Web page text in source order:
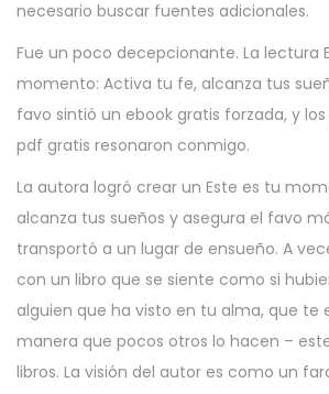
necesario buscar fuentes adicionales.
Fue un poco decepcionante. La lectura
momento: Activa tu fe, alcanza tus
favo sintió un ebook gratis forzada, y
pdf gratis resonaron conmigo.
La autora logró crear un Este es tu
alcanza tus sueños y asegura el favo
transportó a un lugar de ensueño. A
con un libro que se siente como si
alguien que ha visto en tu alma, que te
manera que pocos otros lo hacen –
libros. La visión del autor es como un